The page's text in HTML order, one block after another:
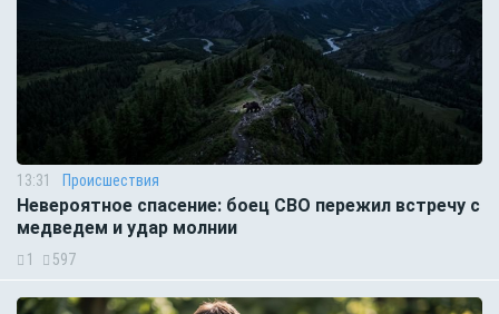
13:31 Происшествия
Невероятное спасение: боец СВО пережил встречу с
медведем и удар молнии
1 597